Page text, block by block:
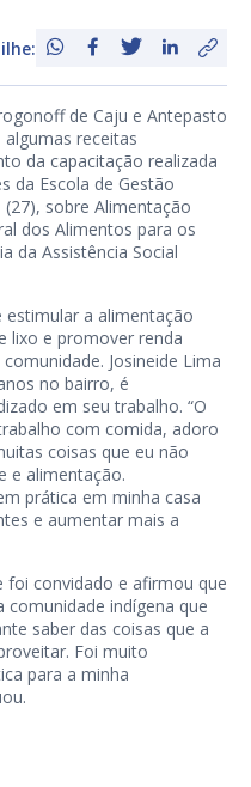
de Caju e Antepasto
algumas receitas
da capacitação realizada
da Escola de Gestão
(27), sobre Alimentação
dos Alimentos para os
da Assistência Social
a alimentação
lixo e promover renda
Josineide Lima
no bairro, é
em seu trabalho. “O
com comida, adoro
coisas que eu não
e alimentação.
prática em minha casa
e aumentar mais a
foi convidado e afirmou que
indígena que
saber das coisas que a
Foi muito
para a minha